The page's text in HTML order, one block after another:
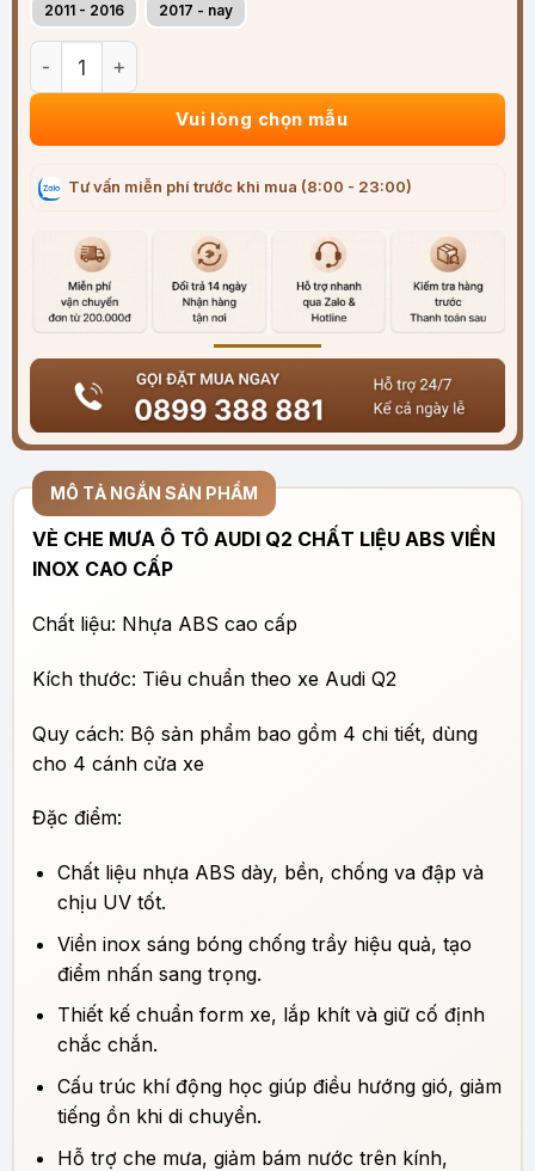
2011 - 2016 2017 - nay
Vè che mưa xe Audi Q2 (2011-2025) ABS cao cấp viền Inox
Vui lòng chọn mẫu
Tư vấn miễn phí trước khi mua (8:00 - 23:00)
MÔ TẢ NGẮN SẢN PHẨM
VÈ CHE MƯA Ô TÔ AUDI Q2 CHẤT LIỆU ABS VIỀN
INOX CAO CẤP
Chất liệu: Nhựa ABS cao cấp
Kích thước: Tiêu chuẩn theo xe Audi Q2
Quy cách: Bộ sản phẩm bao gồm 4 chi tiết, dùng
cho 4 cánh cửa xe
Đặc điểm:
Chất liệu nhựa ABS dày, bền, chống va đập và
chịu UV tốt.
Viền inox sáng bóng chống trầy hiệu quả, tạo
điểm nhấn sang trọng.
Thiết kế chuẩn form xe, lắp khít và giữ cố định
chắc chắn.
Cấu trúc khí động học giúp điều hướng gió, giảm
tiếng ồn khi di chuyển.
Hỗ trợ che mưa, giảm bám nước trên kính,